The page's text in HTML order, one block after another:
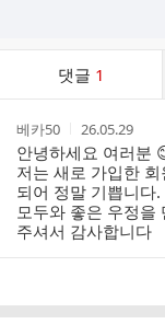
댓글 1
작
성
자
베카50
작
성
시
간
26.05.29
안녕하세요 여러분
저는 새로 가입한
되어 정말 기쁩니다
모두와 좋은 우정을
주셔서 감사합니다